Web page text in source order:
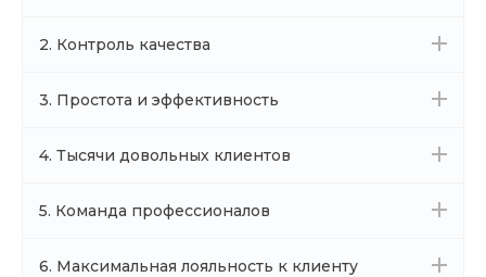
2. Контроль качества
3. Простота и эффективность
4. Тысячи довольных клиентов
5. Команда профессионалов
6. Максимальная лояльность к клиенту